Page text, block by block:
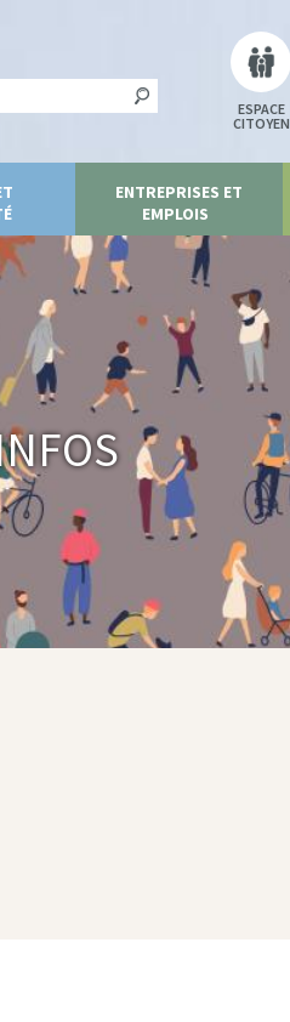
ESPACE
CITOYEN
ENTREPRISES ET
EMPLOIS